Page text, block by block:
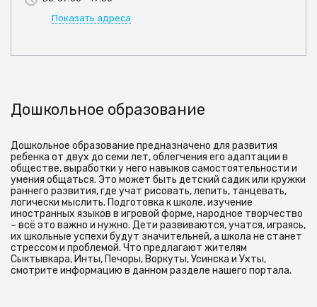
Показать адреса
Дошкольное образование
Дошкольное образование предназначено для развития
ребенка от двух до семи лет, облегчения его адаптации в
обществе, выработки у него навыков самостоятельности и
умения общаться. Это может быть детский садик или кружки
раннего развития, где учат рисовать, лепить, танцевать,
логически мыслить. Подготовка к школе, изучение
иностранных языков в игровой форме, народное творчество
– всё это важно и нужно. Дети развиваются, учатся, играясь,
их школьные успехи будут значительней, а школа не станет
стрессом и проблемой. Что предлагают жителям
Сыктывкара, Инты, Печоры, Воркуты, Усинска и Ухты,
смотрите информацию в данном разделе нашего портала.